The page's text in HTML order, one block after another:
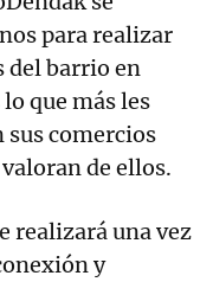
para realizar
del barrio en
que más les
sus comercios
de ellos.
realizará una vez
y